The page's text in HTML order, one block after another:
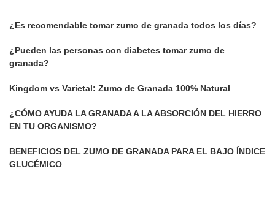
¿Es recomendable tomar zumo de granada todos los días?
¿Pueden las personas con diabetes tomar zumo de
granada?
Kingdom vs Varietal: Zumo de Granada 100% Natural
¿CÓMO AYUDA LA GRANADA A LA ABSORCIÓN DEL HIERRO
EN TU ORGANISMO?
BENEFICIOS DEL ZUMO DE GRANADA PARA EL BAJO ÍNDICE
GLUCÉMICO